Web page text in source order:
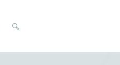
Toggle